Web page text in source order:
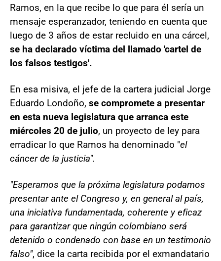
Ramos, en la que recibe lo que para él sería un
mensaje esperanzador, teniendo en cuenta que
luego de 3 años de estar recluido en una cárcel,
se ha declarado víctima del llamado 'cartel de
los falsos testigos'.
En esa misiva, el jefe de la cartera judicial Jorge
Eduardo Londoño, se compromete a presentar
en esta nueva legislatura que arranca este
miércoles 20 de julio, un proyecto de ley para
erradicar lo que Ramos ha denominado "el
cáncer de la justicia".
"Esperamos que la próxima legislatura podamos
presentar ante el Congreso y, en general al país,
una iniciativa fundamentada, coherente y eficaz
para garantizar que ningún colombiano será
detenido o condenado con base en un testimonio
falso", dice la carta recibida por el exmandatario